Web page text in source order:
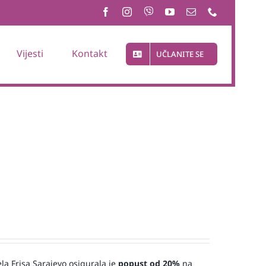
Vijesti Kontakt UČLANITE SE
Frisa Sarajevo osigurala je popust od 20%na